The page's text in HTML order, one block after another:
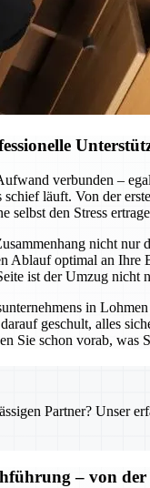
verbunden –
läuft. Von der
selbst den Stress
nicht
Ablauf optimal an
ist der Umzug nicht
in
geschult, alles
Sie schon vorab,
Partner? Unser
– von der